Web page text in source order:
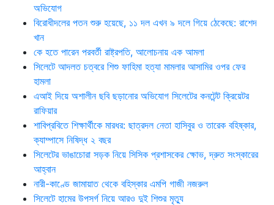
অভিযোগ
বিরোধীদলের পতন শুরু হয়েছে, ১১ দল এখন ৯ দলে গিয়ে ঠেকেছে: রাশেদ
খান
কে হতে পারেন পরবর্তী রাষ্ট্রপতি, আলোচনায় এক আমলা
সিলেটে আদলত চত্বরে শিশু ফাহিমা হত্যা মামলার আসামির ওপর ফের
হামলা
এআই দিয়ে অশালীন ছবি ছড়ানোর অভিযোগ সিলেটের কনটেন্ট ক্রিয়েটর
রাফিয়ার
শাবিপ্রবিতে শিক্ষার্থীকে মারধর: ছাত্রদল নেতা হাসিবুর ও তারেক বহিষ্কার,
ক্যাম্পাসে নিষিদ্ধ ২ বছর
সিলেটের ভাঙাচোরা সড়ক নিয়ে সিসিক প্রশাসকের ক্ষোভ, দ্রুত সংস্কারের
আহ্বান
নারী-কাণ্ডে জামায়াত থেকে বহিস্কার এমপি গাজী নজরুল
সিলেটে হামের উপসর্গ নিয়ে আরও দুই শিশুর মৃত্যু